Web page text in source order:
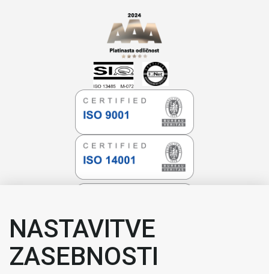
NASTAVITVE
ZASEBNOSTI